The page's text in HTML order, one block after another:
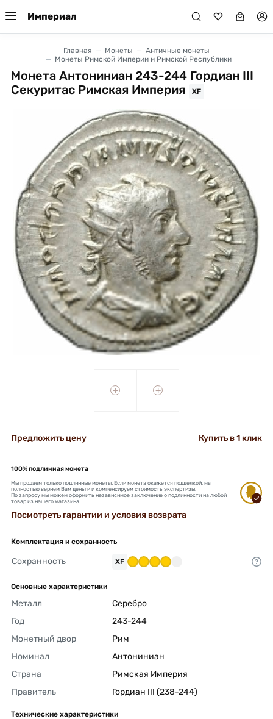
Империал
Главная Монеты
Античные монеты
Монеты Римской Империи и Римской Республики
Монета Антониниан 243-244 Гордиан III
Секуритас Римская Империя
XF
+ +
Предложить цену Купить в 1 клик
100% подлинная монета
Мы продаем только подлинные монеты. Если монета окажется подделкой, мы
полностью вернем Вам деньги и компенсируем стоимость экспертизы.
По запросу мы можем оформить независимое заключение о подлинности на любой
товар из нашего магазина.
Посмотреть гарантии и условия возврата
Комплектация и сохранность
Сохранность XF
Основные характеристики
Металл
Серебро
Год
243-244
Монетный двор
Рим
Номинал
Антониниан
Страна
Римская Империя
Правитель
Гордиан III (238-244)
Технические характеристики